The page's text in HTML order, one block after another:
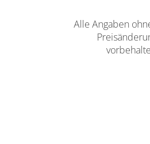
Alle Angaben